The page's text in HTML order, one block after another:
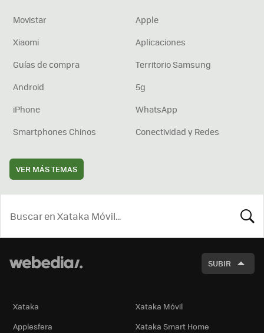
Movistar
Apple
Xiaomi
Aplicaciones
Guías de compra
Territorio Samsung
Android
5g
iPhone
WhatsApp
Smartphones Chinos
Conectividad y Redes
VER MÁS TEMAS
SUBIR
Xataka
Xataka Móvil
Applesfera
Xataka Smart Home